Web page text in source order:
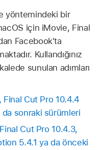
yöntemindeki bir
için iMovie, Final
Facebook'ta
Kullandığınız
sunulan adımları
Final Cut Pro 10.4.4
sonraki sürümleri
Cut Pro 10.4.3,
5.4.1 ya da önceki